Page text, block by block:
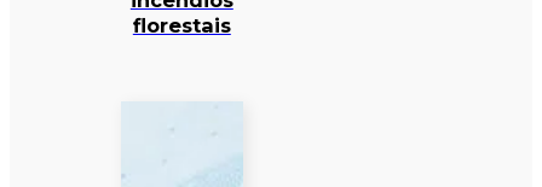
florestais